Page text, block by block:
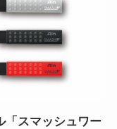
「スマッシュワー